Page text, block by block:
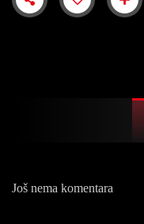
Još nema komentara